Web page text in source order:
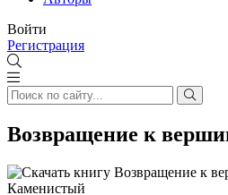
Войти
Регистрация
Возвращение к